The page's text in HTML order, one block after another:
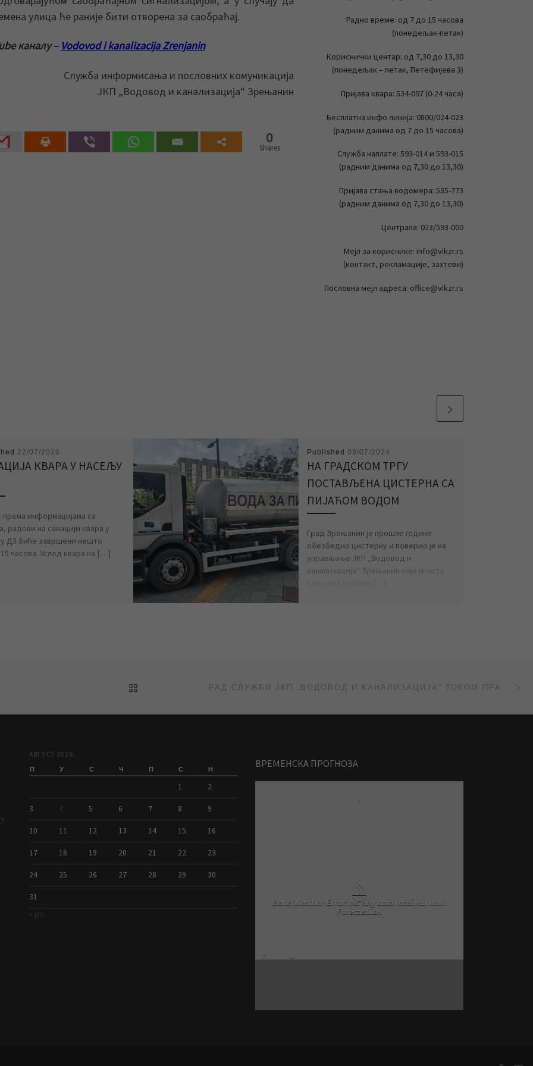
улица ће раније бити отворена за саобраћај.
каналу – Vodovod i kanalizacija Zrenjanin
Служба информисања и пословних комуникација
ЈКП „Водовод и канализација“ Зрењанин
0
Shares
22/07/2026
КВАРА У НАСЕЉУ
према информацијама са
радови на санацији квара у
Д3 биће завршени нешто
часова. Услед квара на […]
Published 09/07/2024
НА ГРАДСКОМ ТРГУ
ПОСТАВЉЕНА ЦИСТЕРНА СА
ПИЈАЋОМ ВОДОМ
Град Зрењанин је прошле године
обезбедио цистерну и поверио је на
управљање ЈКП „Водовод и
канализација“ Зрењанин које је исту
Радно време: од 7 до 15 часова
(понедељак-петак)
Кориснички центар: од 7,30 до 13,30
(понедељак – петак, Петефијева 3)
Пријава квара: 534-097 (0-24 часа)
Бесплатна инфо линија: 0800/024-023
(радним данима од 7 до 15 часова)
Служба наплате: 593-014 и 593-015
(радним данима од 7,30 до 13,30)
Пријава стања водомера: 535-773
(радним данима од 7,30 до 13,30)
Централа: 023/593-000
Мејл за кориснике: info@vikzr.rs
(контакт, рекламације, захтеви)
Пословна мејл адреса: office@vikzr.rs
BACK TO POST LIST РАД СЛУЖБИ ЈКП „ВОДОВОД И КАНАЛИЗАЦИЈА“ ТОКОМ ПРАЗНИКА
АВГУСТ 2026.
П У С Ч П С Н
1 2
3 4 5 6 7 8 9
10 11 12 13 14 15 16
17 18 19 20 21 22 23
24 25 26 27 28 29 30
31
« јул
ВРЕМЕНСКА ПРОГНОЗА
-
⚠
BetterWeather Error: No any data received from
Forecast.io!.